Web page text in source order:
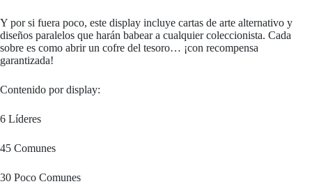
Y por si fuera poco, este display incluye cartas de arte alternativo y
diseños paralelos que harán babear a cualquier coleccionista. Cada
sobre es como abrir un cofre del tesoro… ¡con recompensa
garantizada!
Contenido por display:
6 Líderes
45 Comunes
30 Poco Comunes